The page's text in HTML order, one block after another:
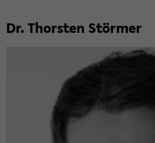
Dr. Thors­ten Stör­mer